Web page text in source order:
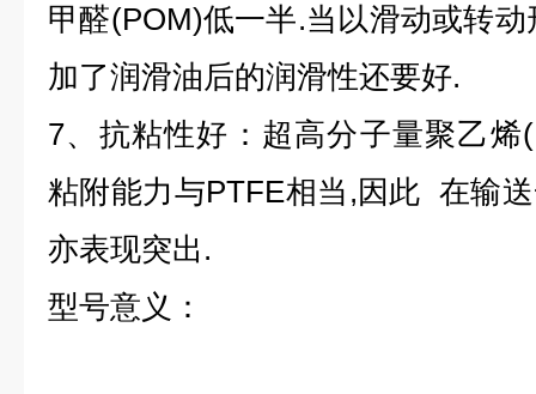
甲醛(POM)低一半.当以滑动或转
加了润滑油后的润滑性还要好.
7、抗粘性好：超高分子量聚乙烯
粘附能力与PTFE相当,因此 在输
亦表现突出.
型号意义：